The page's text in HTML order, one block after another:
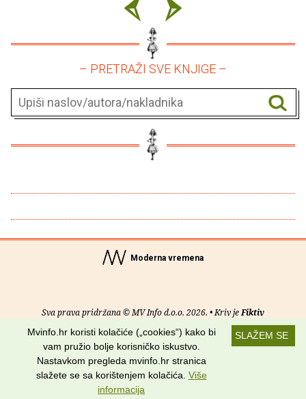
– PRETRAŽI SVE KNJIGE –
Moderna vremena
Sva prava pridržana © MV Info d.o.o. 2026. • Kriv jeFiktiv
Uvjeti korištenja RSS kanali
Potraži nas na:
SLAŽEM SE
Mvinfo.hr koristi kolačiće („cookies“) kako bi
vam pružio bolje korisničko iskustvo.
Nastavkom pregleda mvinfo.hr stranica
slažete se sa korištenjem kolačića. Više
informacija